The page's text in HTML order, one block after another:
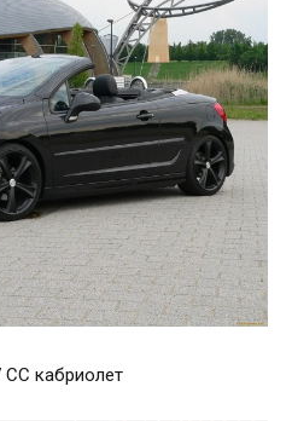
кабриолет